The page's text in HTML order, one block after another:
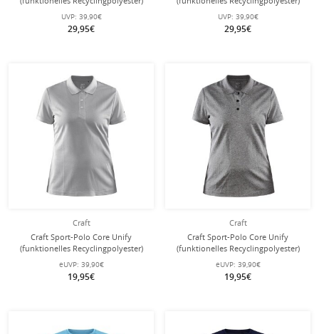
rot Damen
UVP: 39,90€
29,95€
weiss Damen
UVP: 39,90€
29,95€
Craft
Craft Sport-Polo Core Unify
(funktionelles Recyclingpolyester)
hellgrau Damen
eUVP: 39,90€
19,95€
Craft
Craft Sport-Polo Core Unify
(funktionelles Recyclingpolyester)
dunkelgrau Damen
eUVP: 39,90€
19,95€